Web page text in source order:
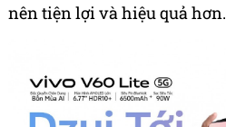
nên tiện lợi và hiệu quả hơn.